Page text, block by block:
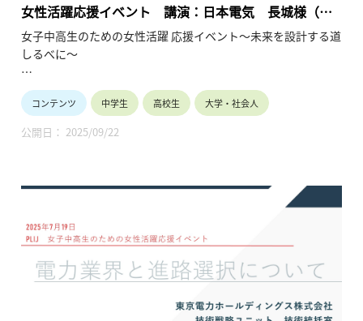
女性活躍応援イベント 講演：日本電気 長城様（電
機／データサイエンス）（2025年7月19日）
女子中高生のための女性活躍 応援イベント～未来を設計する道
しるべに～
女子中高生の皆様へ
10年後、私は何をしているんだろう？多様な未来の中で、企業
で活躍することは有力な選択肢です。現在企業で活躍中の少し
先輩の経験談を聞く事ができる大変貴重な機会です。
ダイバーシティ、男女共同参画、リケジョが時代のキーワード
になっています。
産業界は女子の活躍の場を拡大して参ります。お子様や生徒と
将来を語り合うきっかけにしてください。
コンテンツ 中学生 高校生 大学・社会人
公開日： 2025/09/22